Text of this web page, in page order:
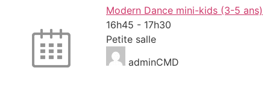
Modern Dance mini-kids (3-5 ans)
16h45 - 17h30
Petite salle
adminCMD